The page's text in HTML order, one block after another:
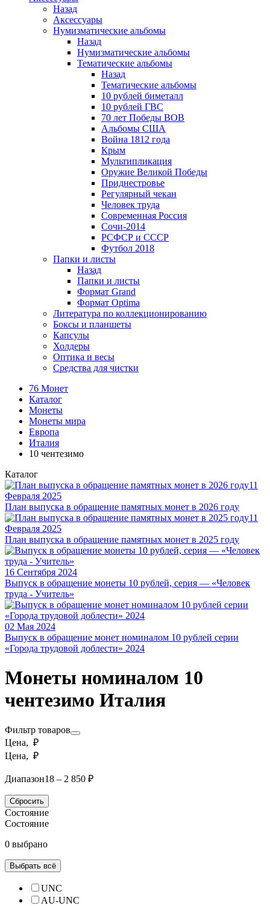
Назад
Аксессуары
Нумизматические альбомы
Назад
Нумизматические альбомы
Тематические альбомы
Назад
Тематические альбомы
10 рублей биметалл
10 рублей ГВС
70 лет Победы ВОВ
Альбомы США
Война 1812 года
Крым
Мультипликация
Оружие Великой Победы
Приднестровье
Регулярный чекан
Человек труда
Современная Россия
Сочи-2014
РСФСР и СССР
Футбол 2018
Папки и листы
Назад
Папки и листы
Формат Grand
Формат Optima
Литература по коллекционированию
Боксы и планшеты
Капсулы
Холдеры
Оптика и весы
Средства для чистки
76 Монет
Каталог
Монеты
Монеты мира
Европа
Италия
10 чентезимо
Каталог
11
Февраля 2025
План выпуска в обращение памятных монет в 2026 году
11
Февраля 2025
План выпуска в обращение памятных монет в 2025 году
16 Сентября 2024
Выпуск в обращение монеты 10 рублей, серия — «Человек
труда - Учитель»
02 Мая 2024
Выпуск в обращение монет номиналом 10 рублей серии
«Города трудовой доблести» 2024
Монеты номиналом 10
чентезимо Италия
Фильтр товаров
Цена, ₽
Цена, ₽
Диапазон18 – 2 850 ₽
Сбросить
Состояние
Состояние
0 выбрано
Выбрать всё
UNC
AU-UNC